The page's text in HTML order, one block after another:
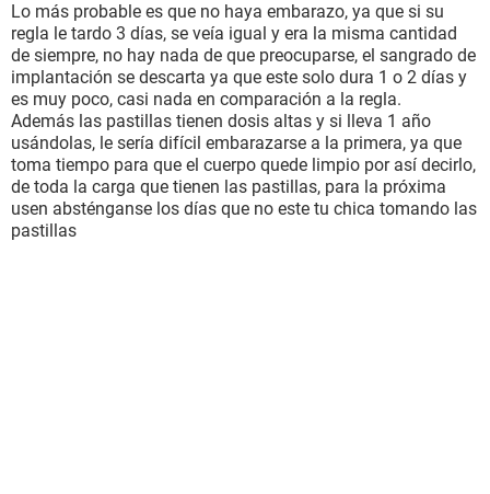
Lo más probable es que no haya embarazo, ya que si su
regla le tardo 3 días, se veía igual y era la misma cantidad
de siempre, no hay nada de que preocuparse, el sangrado de
implantación se descarta ya que este solo dura 1 o 2 días y
es muy poco, casi nada en comparación a la regla.
Además las pastillas tienen dosis altas y si lleva 1 año
usándolas, le sería difícil embarazarse a la primera, ya que
toma tiempo para que el cuerpo quede limpio por así decirlo,
de toda la carga que tienen las pastillas, para la próxima
usen absténganse los días que no este tu chica tomando las
pastillas